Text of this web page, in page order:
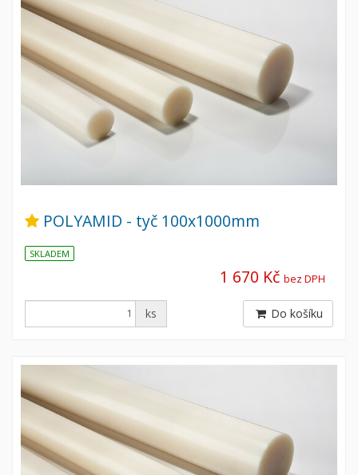
POLYAMID - tyč 100x1000mm
SKLADEM
1 670 Kč bez DPH
ks Do košíku